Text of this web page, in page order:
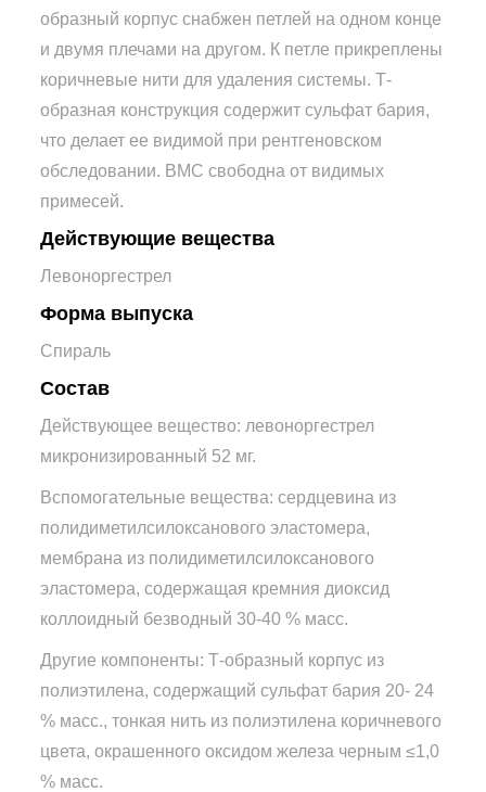
образный корпус снабжен петлей на одном конце
и двумя плечами на другом. К петле прикреплены
коричневые нити для удаления системы. Т-
образная конструкция содержит сульфат бария,
что делает ее видимой при рентгеновском
обследовании. ВМС свободна от видимых
примесей.
Действующие вещества
Левоноргестрел
Форма выпуска
Спираль
Состав
Действующее вещество: левоноргестрел
микронизированный 52 мг.
Вспомогательные вещества: сердцевина из
полидиметилсилоксанового эластомера,
мембрана из полидиметилсилоксанового
эластомера, содержащая кремния диоксид
коллоидный безводный 30-40 % масс.
Другие компоненты: Т-образный корпус из
полиэтилена, содержащий сульфат бария 20- 24
% масс., тонкая нить из полиэтилена коричневого
цвета, окрашенного оксидом железа черным ≤1,0
% масс.